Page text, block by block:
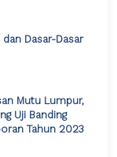
Dasar-Dasar
Mutu Lumpur,
Uji Banding
Tahun 2023